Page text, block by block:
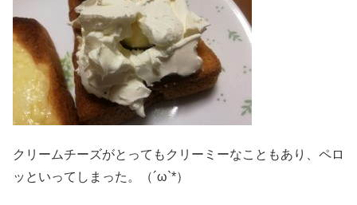
クリームチーズがとってもクリーミーなこともあり、ペロ
ッといってしまった。（´ω`*）